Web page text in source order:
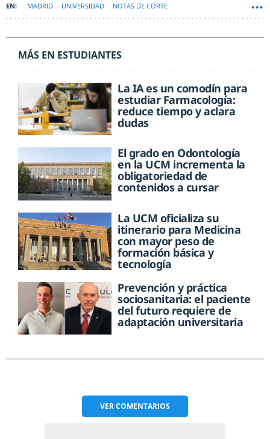
MADRID UNIVERSIDAD NOTAS DE CORTE
MÁS EN ESTUDIANTES
La IA es un comodín para
estudiar Farmacología:
reduce tiempo y aclara
dudas
El grado en Odontología
en la UCM incrementa la
obligatoriedad de
contenidos a cursar
La UCM oficializa su
itinerario para Medicina
con mayor peso de
formación básica y
tecnología
Prevención y práctica
sociosanitaria: el paciente
del futuro requiere de
adaptación universitaria
VERCOMENTARIOS